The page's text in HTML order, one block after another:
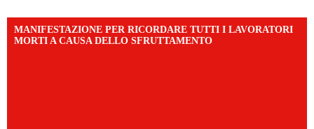
MANIFESTAZIONE PER RICORDARE TUTTI I LAVORATORI
MORTI A CAUSA DELLO SFRUTTAMENTO